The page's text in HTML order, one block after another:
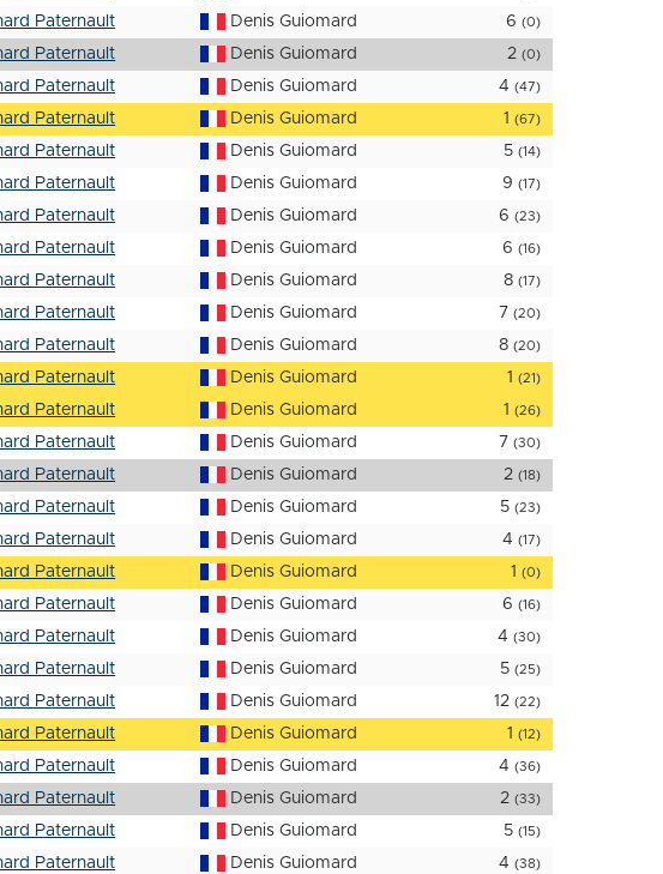
Paternault Denis Guiomard 6 (0)
Paternault Denis Guiomard 2 (0)
Paternault Denis Guiomard 4 (47)
Paternault Denis Guiomard 1 (67)
Paternault Denis Guiomard 5 (14)
Paternault Denis Guiomard 9 (17)
Paternault Denis Guiomard 6 (23)
Paternault Denis Guiomard 6 (16)
Paternault Denis Guiomard 8 (17)
Paternault Denis Guiomard 7 (20)
Paternault Denis Guiomard 8 (20)
Paternault Denis Guiomard 1 (21)
Paternault Denis Guiomard 1 (26)
Paternault Denis Guiomard 7 (30)
Paternault Denis Guiomard 2 (18)
Paternault Denis Guiomard 5 (23)
Paternault Denis Guiomard 4 (17)
Paternault Denis Guiomard 1 (0)
Paternault Denis Guiomard 6 (16)
Paternault Denis Guiomard 4 (30)
Paternault Denis Guiomard 5 (25)
Paternault Denis Guiomard 12 (22)
Paternault Denis Guiomard 1 (12)
Paternault Denis Guiomard 4 (36)
Paternault Denis Guiomard 2 (33)
Paternault Denis Guiomard 5 (15)
Paternault Denis Guiomard 4 (38)